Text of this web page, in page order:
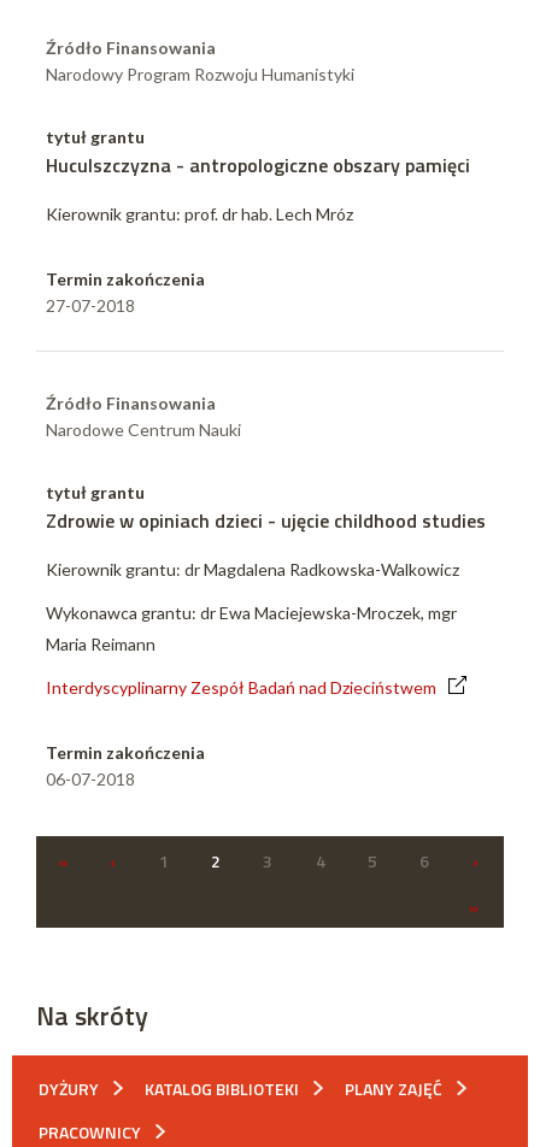
Źródło Finansowania
Narodowy Program Rozwoju Humanistyki
tytuł grantu
Huculszczyzna - antropologiczne obszary pamięci
Kierownik grantu: prof. dr hab. Lech Mróz
Termin zakończenia
27-07-2018
Źródło Finansowania
Narodowe Centrum Nauki
tytuł grantu
Zdrowie w opiniach dzieci - ujęcie childhood studies
Kierownik grantu: dr Magdalena Radkowska-Walkowicz
Wykonawca grantu: dr Ewa Maciejewska-Mroczek, mgr
Maria Reimann
Interdyscyplinarny Zespół Badań nad Dzieciństwem
Termin zakończenia
06-07-2018
« ‹ 1 2 3 4 5 6
›
»
Na skróty
DYŻURY KATALOG BIBLIOTEKI
PLANY ZAJĘĆ
PRACOWNICY